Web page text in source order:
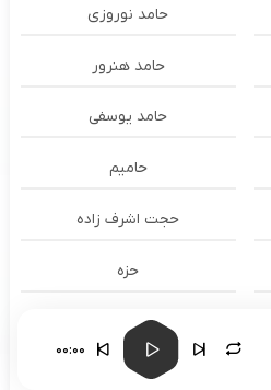
حامد نوروزی
حامد هنرور
حامد یوسفی
حامیم
حجت اشرف زاده
حزه
حسام الدین سراج
حسام حیدری
00:00